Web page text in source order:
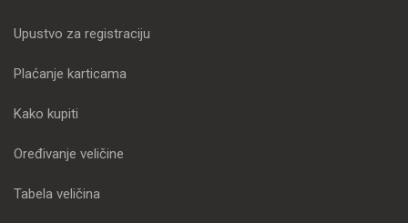
Upustvo za registraciju
Plaćanje karticama
Kako kupiti
Oređivanje veličine
Tabela veličina